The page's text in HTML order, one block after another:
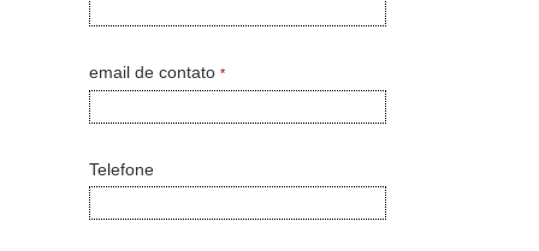
email de contato *
Telefone